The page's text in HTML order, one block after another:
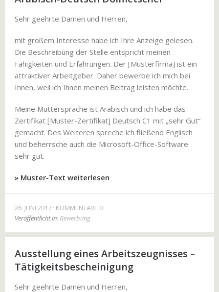
Sehr geehrte Damen und Herren,
mit großem Interesse habe ich Ihre Anzeige gelesen.
Die Beschreibung der Stelle entspricht meinen
Fähigkeiten und Erfahrungen. Der [Musterfirma] ist ein
attraktiver Arbeitgeber. Daher bewerbe ich mich bei
Ihnen, weil ich Ihnen meinen Beitrag leisten möchte.
Meine Muttersprache ist Arabisch und ich habe das
Zertifikat [Muster-Zertifikat] Deutsch C1 mit „sehr Gut“
gemacht. Des Weiteren spreche ich fließend Englisch
und beherrsche auch die Microsoft-Office-Software
sehr gut.
» Muster-Text weiterlesen
26. JUNI 2017 KOMMENTARE 0
Veröffentlicht in:Bewerbung
Ausstellung eines Arbeitszeugnisses –
Tätigkeitsbescheinigung
Sehr geehrte Damen und Herren,